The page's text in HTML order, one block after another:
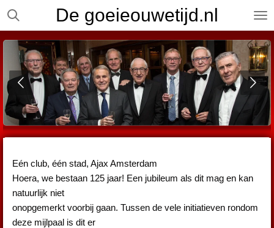
Ga
naar
hoofdinhoud
De goeieouwetijd.nl
Eén club, één stad, Ajax Amsterdam
Hoera, we bestaan 125 jaar! Een jubileum als dit mag en kan
natuurlijk niet
onopgemerkt voorbij gaan. Tussen de vele initiatieven rondom
deze mijlpaal is dit er